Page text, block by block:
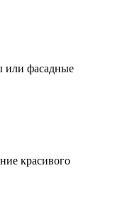
или фасадные
красивого